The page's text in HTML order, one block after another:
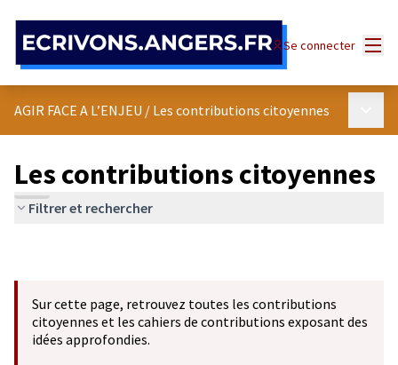
Se connecter
AGIR FACE A L’ENJEU / Les contributions citoyennes
Les contributions citoyennes
Filtrer et rechercher
Sur cette page, retrouvez toutes les contributions
citoyennes et les cahiers de contributions exposant des
idées approfondies.